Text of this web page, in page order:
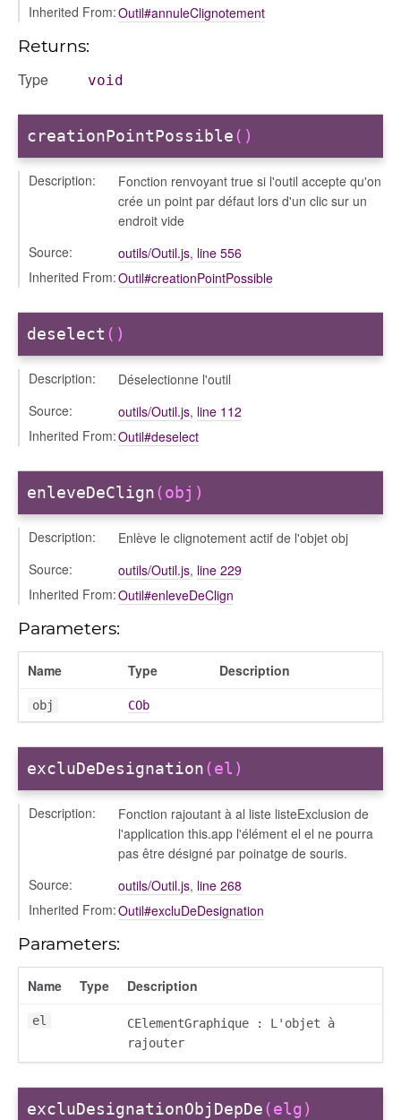
Inherited From:Outil#annuleClignotement
Returns:
Type void
creationPointPossible()
Description:
Fonction renvoyant true si l'outil accepte qu'on
crée un point par défaut lors d'un clic sur un
endroit vide
Source:
outils/Outil.js, line 556
Inherited From:Outil#creationPointPossible
deselect ()
Description:
Déselectionne l'outil
Source:
outils/Outil.js, line 112
Inherited From:Outil#deselect
enleveDeClign(obj)
Description:
Enlève le clignotement actif de l'objet obj
Source:
outils/Outil.js, line 229
Inherited From:Outil#enleveDeClign
Parameters:
Name Type Description
obj COb
excluDeDesignation(el)
Description:
Fonction rajoutant à al liste listeExclusion de
l'application this.app l'élément el el ne pourra
pas être désigné par poinatge de souris.
Source:
outils/Outil.js, line 268
Inherited From:Outil#excluDeDesignation
Parameters:
Name Type Description
el
CElementGraphique : L'objet à
rajouter
excluDesignationObjDepDe(elg)